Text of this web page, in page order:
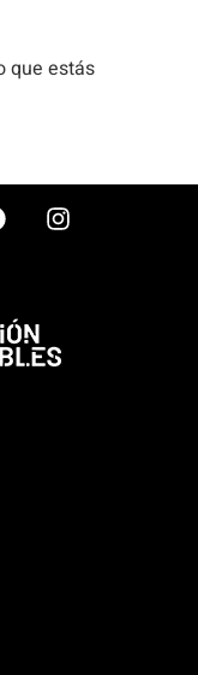
que estás